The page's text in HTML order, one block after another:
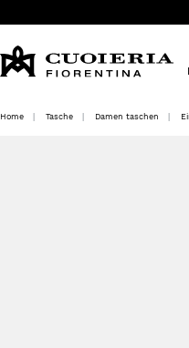
Home Tasche Damen taschen